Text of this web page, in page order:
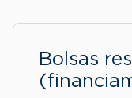
Bolsas